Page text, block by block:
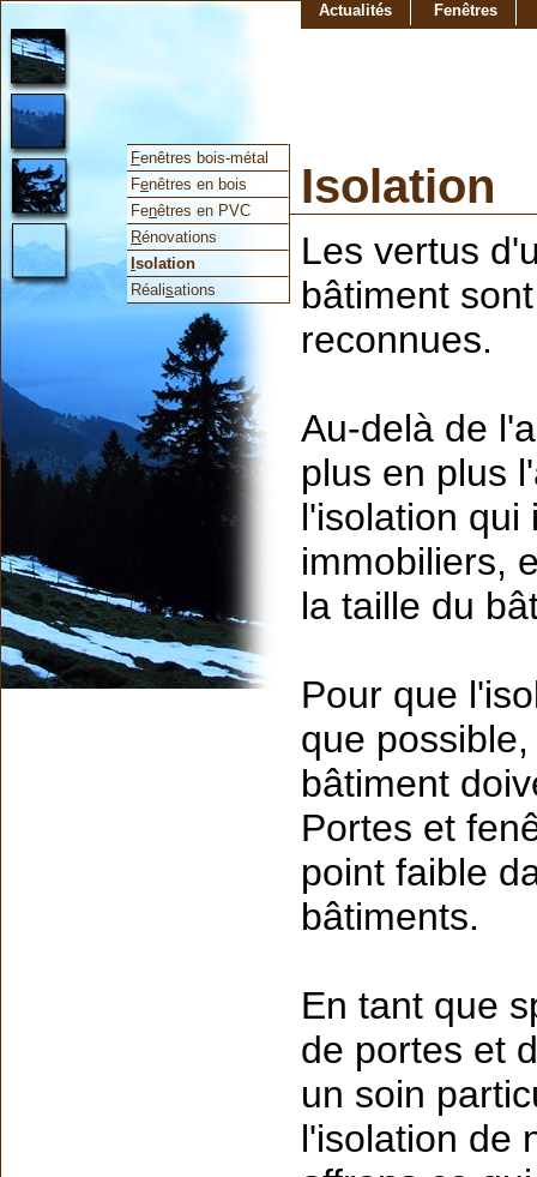
Actualités Fenêtres
Fenêtres bois-métal
Fenêtres en bois
Fenêtres en PVC
Rénovations
solation
Réalisations
Isolation
Les vertus
bâtiment
reconnues.
Au-delà de
plus en plus
l'isolation qui
immobiliers,
la taille du
Pour que
que
bâtiment
Portes et
point faible
bâtiments.
En tant que
de portes et
un soin
l'isolation de